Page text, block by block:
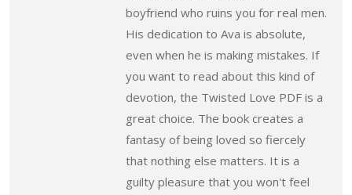
boyfriend who ruins you for real men.
His dedication to Ava is absolute,
even when he is making mistakes. If
you want to read about this kind of
devotion, the Twisted Love PDF is a
great choice. The book creates a
fantasy of being loved so fiercely
that nothing else matters. It is a
guilty pleasure that you won't feel